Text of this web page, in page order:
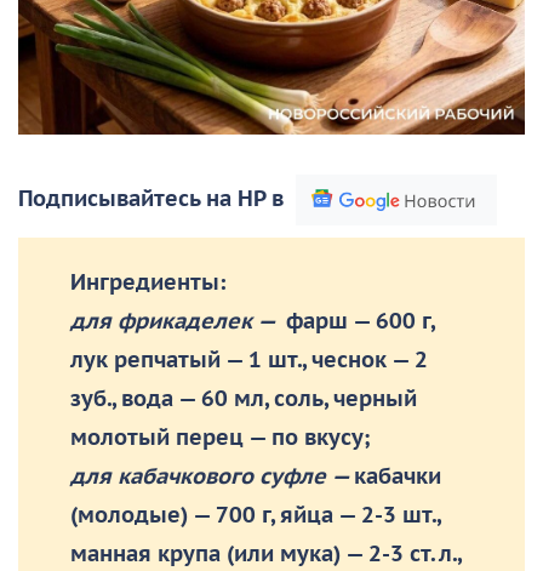
Подписывайтесь на НР в
Ингредиенты:
для фрикаделек — фарш — 600 г,
лук репчатый — 1 шт., чеснок — 2
зуб., вода — 60 мл, соль, черный
молотый перец — по вкусу;
для кабачкового суфле —кабачки
(молодые) — 700 г, яйца — 2-3 шт.,
манная крупа (или мука) — 2-3 ст. л.,